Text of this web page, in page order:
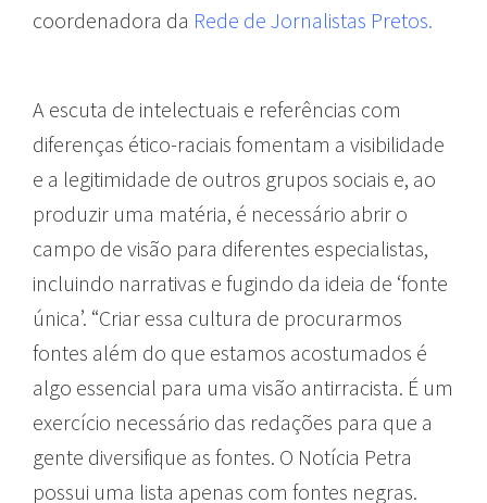
coordenadora da Rede de Jornalistas Pretos.
A escuta de intelectuais e referências com
diferenças ético-raciais fomentam a visibilidade
e a legitimidade de outros grupos sociais e, ao
produzir uma matéria, é necessário abrir o
campo de visão para diferentes especialistas,
incluindo narrativas e fugindo da ideia de ‘fonte
única’. “Criar essa cultura de procurarmos
fontes além do que estamos acostumados é
algo essencial para uma visão antirracista. É um
exercício necessário das redações para que a
gente diversifique as fontes. O Notícia Petra
possui uma lista apenas com fontes negras.